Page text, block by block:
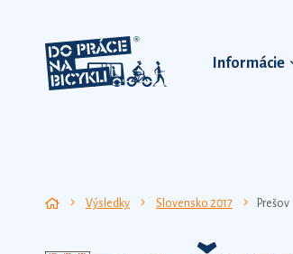
Informácie
Výsledky Slovensko 2017 Prešov